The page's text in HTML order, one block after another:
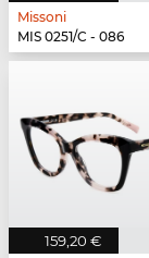
Missoni
MIS 0251/C - 086
159,20 €